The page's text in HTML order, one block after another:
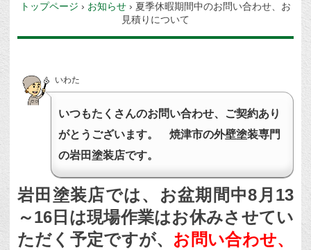
トップページ › お知らせ › 夏季休暇期間中のお問い合わせ、お
見積りについて
いわた
いつもたくさんのお問い合わせ、ご契約あり
がとうございます。 焼津市の外壁塗装専門
の岩田塗装店です。
岩田塗装店では、お盆期間中8月13
～16日は現場作業はお休みさせてい
ただく予定ですが、 お問い合わせ、